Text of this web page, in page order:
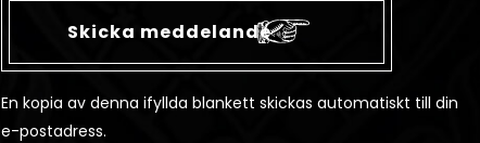
En kopia av denna ifyllda blankett skickas automatiskt till din
e-postadress.